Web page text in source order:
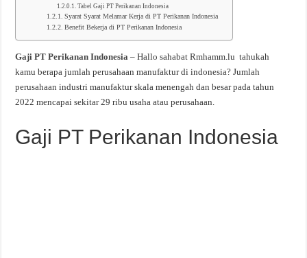
Tabel Gaji PT Perikanan Indonesia
Syarat Syarat Melamar Kerja di PT Perikanan Indonesia
Benefit Bekerja di PT Perikanan Indonesia
Gaji PT Perikanan Indonesia – Hallo sahabat Rmhamm.lu tahukah
kamu berapa jumlah perusahaan manufaktur di indonesia? Jumlah
perusahaan industri manufaktur skala menengah dan besar pada tahun
2022 mencapai sekitar 29 ribu usaha atau perusahaan.
Gaji PT Perikanan Indonesia